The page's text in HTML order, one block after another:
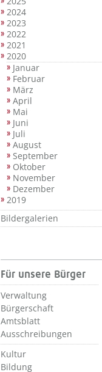
2024
2023
2022
2021
2020
Januar
Februar
März
April
Mai
Juni
Juli
August
September
Oktober
November
Dezember
2019
Bildergalerien
Für unsere Bürger
Verwaltung
Bürgerschaft
Amtsblatt
Ausschreibungen
Kultur
Bildung